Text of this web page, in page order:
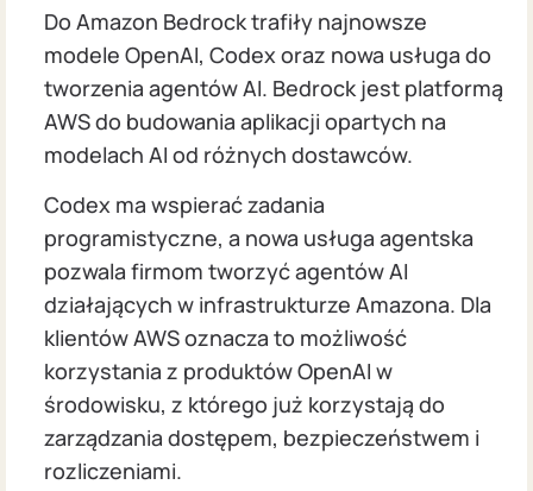
Do Amazon Bedrock trafiły najnowsze
modele OpenAI, Codex oraz nowa usługa do
tworzenia agentów AI. Bedrock jest platformą
AWS do budowania aplikacji opartych na
modelach AI od różnych dostawców.
Codex ma wspierać zadania
programistyczne, a nowa usługa agentska
pozwala firmom tworzyć agentów AI
działających w infrastrukturze Amazona. Dla
klientów AWS oznacza to możliwość
korzystania z produktów OpenAI w
środowisku, z którego już korzystają do
zarządzania dostępem, bezpieczeństwem i
rozliczeniami.